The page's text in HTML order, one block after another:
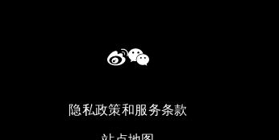
隐私政策和服务条款